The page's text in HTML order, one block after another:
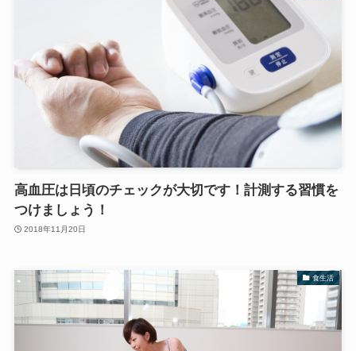
高血圧は日頃のチェックが大切です！計測する習慣を
つけましょう！
2018年11月20日
食生活